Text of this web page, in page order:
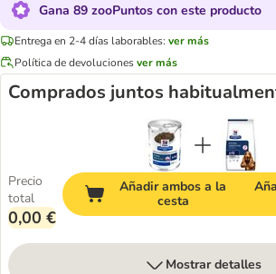
Gana 89 zooPuntos con este producto
Entrega en 2-4 días laborables: ver más
Política de devolucionesver más
Comprados juntos
Precio
total
0,00 €
Añadir ambos a la
cesta
Mostrar detalles